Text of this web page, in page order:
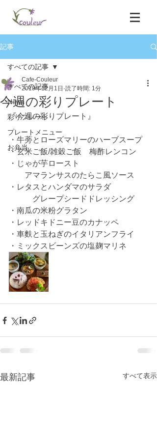
記事
すべての記事
News
彩りプレート
プレートメニュー
お弁当
すべての記事
今週の彩りプレート
Cafe-Couleur
2019年12月1日 読了時間: 1分
『今週の彩りプレート』
・牛蒡とローズマリーのハーブスープ
・玄米ご飯/雑穀ご飯　梅酢レンコン
・じゃが芋ロースト
アマランサスのたらこ風ソース
・レタスとハンダマのサラダ
グレープシードドレッシング
・南瓜の米粉グラタン
・レッドキドニー豆のカナッペ
・車麩と玉ねぎのイタリアンフライ
・ミックスビーンズの塩麹マリネ
最新記事 すべて表示